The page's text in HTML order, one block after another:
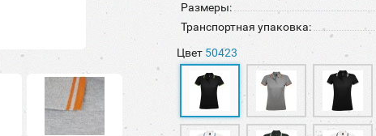
Размеры:
Транспортная упаковка:
Цвет 50423